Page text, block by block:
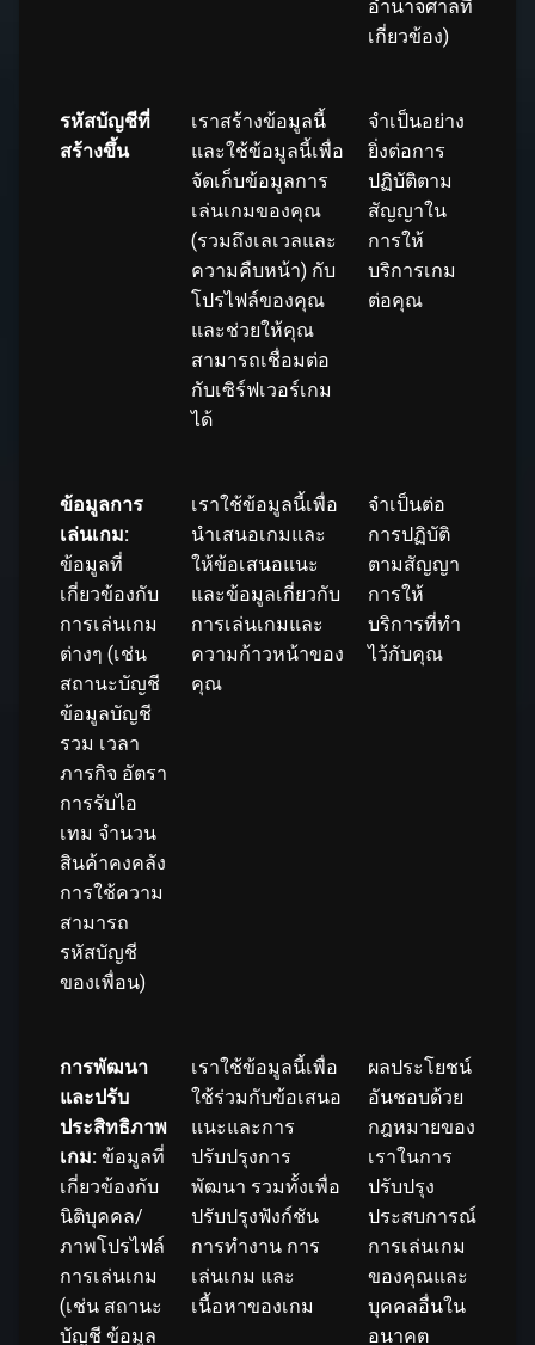
อำนาจศาลที่
เกี่ยวข้อง)
รหัสบัญชีที่
สร้างขึ้น
เราสร้างข้อมูลนี้
และใช้ข้อมูลนี้เพื่อ
จัดเก็บข้อมูลการ
เล่นเกมของคุณ
(รวมถึงเลเวลและ
ความคืบหน้า) กับ
โปรไฟล์ของคุณ
และช่วยให้คุณ
สามารถเชื่อมต่อ
กับเซิร์ฟเวอร์เกม
ได้
จำเป็นอย่าง
ยิ่งต่อการ
ปฏิบัติตาม
สัญญาใน
การให้
บริการเกม
ต่อคุณ
ข้อมูลการ
เล่นเกม:
ข้อมูลที่
เกี่ยวข้องกับ
การเล่นเกม
ต่างๆ (เช่น
สถานะบัญชี
ข้อมูลบัญชี
รวม เวลา
ภารกิจ อัตรา
การรับไอ
เทม จำนวน
สินค้าคงคลัง
การใช้ความ
สามารถ
รหัสบัญชี
ของเพื่อน)
เราใช้ข้อมูลนี้เพื่อ
นำเสนอเกมและ
ให้ข้อเสนอแนะ
และข้อมูลเกี่ยวกับ
การเล่นเกมและ
ความก้าวหน้าของ
คุณ
จำเป็นต่อ
การปฏิบัติ
ตามสัญญา
การให้
บริการที่ทำ
ไว้กับคุณ
การพัฒนา
และปรับ
ประสิทธิภาพ
เกม: ข้อมูลที่
เกี่ยวข้องกับ
นิติบุคคล/
ภาพโปรไฟล์
การเล่นเกม
(เช่น สถานะ
บัญชี ข้อมูล
เราใช้ข้อมูลนี้เพื่อ
ใช้ร่วมกับข้อเสนอ
แนะและการ
ปรับปรุงการ
พัฒนา รวมทั้งเพื่อ
ปรับปรุงฟังก์ชัน
การทำงาน การ
เล่นเกม และ
เนื้อหาของเกม
ผลประโยชน์
อันชอบด้วย
กฎหมายของ
เราในการ
ปรับปรุง
ประสบการณ์
การเล่นเกม
ของคุณและ
บุคคลอื่นใน
อนาคต